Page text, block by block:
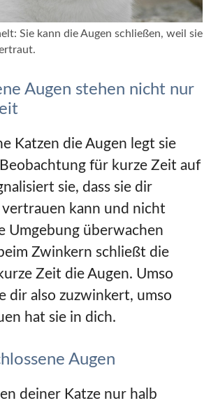
Sie kann die Augen schließen, weil sie
Augen stehen nicht nur
Katzen die Augen legt sie
für kurze Zeit auf
sie, dass sie dir
kann und nicht
Umgebung überwachen
Zwinkern schließt die
Zeit die Augen. Umso
dir also zuzwinkert, umso
hat sie in dich.
Augen
deiner Katze nur halb